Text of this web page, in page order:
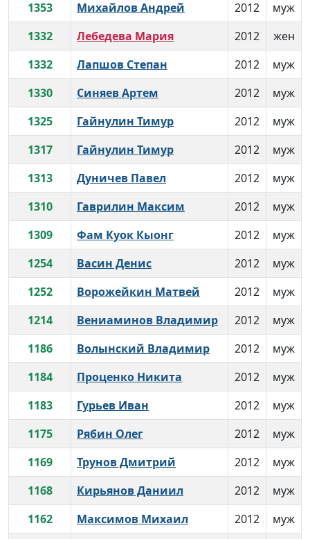
1353
Михайлов Андрей 2012
муж
1332
Лебедева Мария 2012
жен
1332
Лапшов Степан 2012
муж
1330
Синяев Артем 2012
муж
1325
Гайнулин Тимур 2012
муж
1317
Гайнулин Тимур 2012
муж
1313
Дуничев Павел 2012
муж
1310
Гаврилин Максим 2012
муж
1309
Фам Куок Кыонг 2012
муж
1254
Васин Денис 2012
муж
1252
Ворожейкин Матвей 2012
муж
1214
Вениаминов Владимир 2012
муж
1186
Волынский Владимир 2012
муж
1184
Проценко Никита 2012
муж
1183
Гурьев Иван 2012
муж
1175
Рябин Олег 2012
муж
1169
Трунов Дмитрий 2012
муж
1168
Кирьянов Даниил 2012
муж
1162
Максимов Михаил 2012
муж